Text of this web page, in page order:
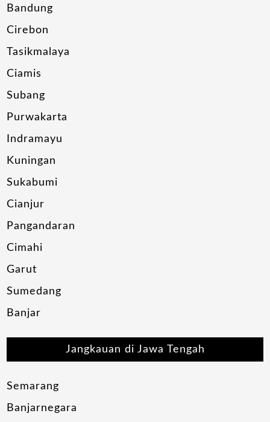
Bandung
Cirebon
Tasikmalaya
Ciamis
Subang
Purwakarta
Indramayu
Kuningan
Sukabumi
Cianjur
Pangandaran
Cimahi
Garut
Sumedang
Banjar
Jangkauan di Jawa Tengah
Semarang
Banjarnegara